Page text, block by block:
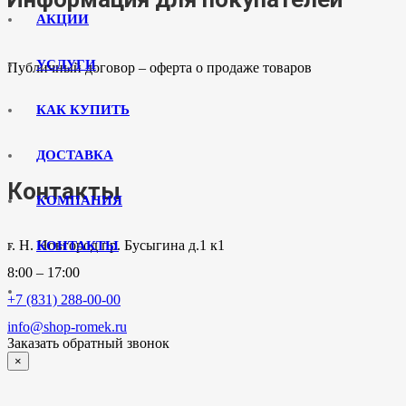
АКЦИИ
УСЛУГИ
КАК КУПИТЬ
ДОСТАВКА
КОМПАНИЯ
КОНТАКТЫ
Публичный договор – оферта о продаже товаров
Контакты
г. Н. Новгород пр. Бусыгина д.1 к1
8:00 – 17:00
+7 (831) 288-00-00
info@shop-romek.ru
Заказать обратный звонок
×